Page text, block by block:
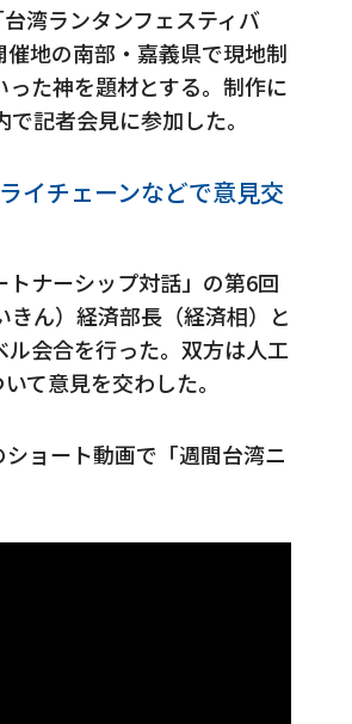
湾ランタンフェスティバ
地の南部・嘉義県で現地制
た神を題材とする。制作に
記者会見に参加した。
イチェーンなどで意見交
ナーシップ対話」の第6回
ん）経済部長（経済相）と
会合を行った。双方は人工
て意見を交わした。
ョート動画で「週間台湾ニ